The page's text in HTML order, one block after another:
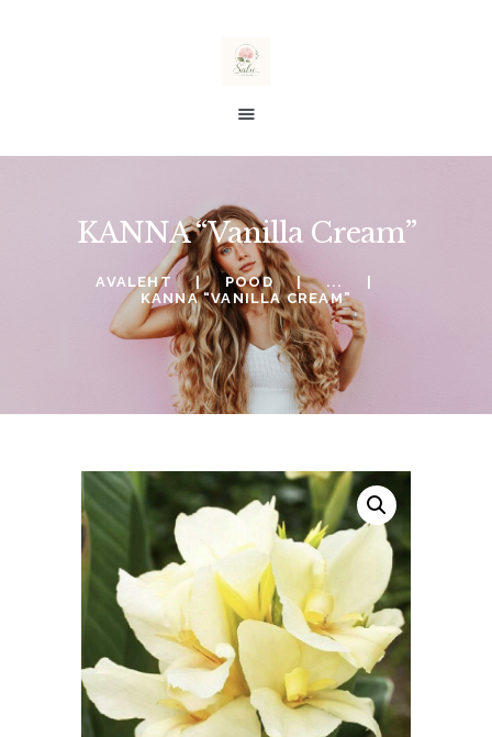
KANNA “Vanilla Cream”
AVALEHT POOD
...
KANNA “VANILLA CREAM”
salu taimed
ALE %
TELLIMINE
SOOVINIMEKIRI